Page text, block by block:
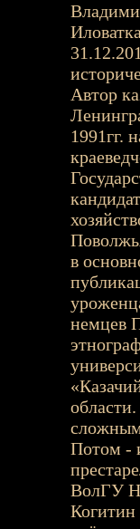
Автор
1991гг.
в
немцев
Потом -
ВолГУ
Когитин